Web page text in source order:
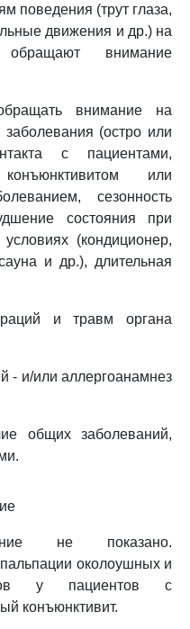
поведения (трут глаза,
движения и др.) на
обращают внимание
внимание на
(остро или
с пациентами,
или
сезонность
состояния при
(кондиционер,
и др.), длительная
и травм органа
- и/или аллергоанамнез
общих заболеваний,
не показано.
околоушных и
у пациентов с
конъюнктивит.